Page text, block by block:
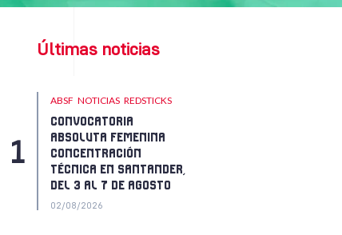
Últimas noticias
ABSF NOTICIAS REDSTICKS
CONVOCATORIA
ABSOLUTA FEMENINA
CONCENTRACIÓN
TÉCNICA EN SANTANDER,
DEL 3 AL 7 DE AGOSTO
02/08/2026